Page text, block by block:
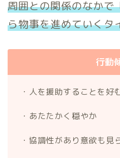
周囲との関係のなかで
ら物事を進めていくタ
行動
・人を援助することを好
・あたたかく穏やか
・協調性があり意欲も見